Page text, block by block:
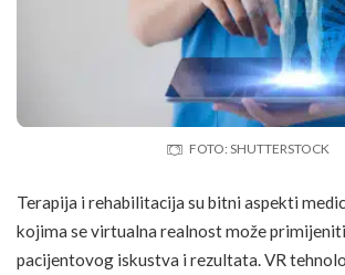
FOTO: SHUTTERSTOCK
Terapija i rehabilitacija su bitni aspekti
kojima se virtualna realnost može
pacijentovog iskustva i rezultata. VR